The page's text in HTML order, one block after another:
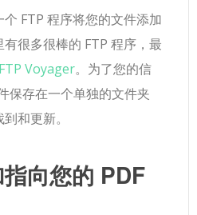
FTP 程序将您的文件添加
很多很棒的 FTP 程序，最
FTP Voyager。为了您的信
保存在一个单独的文件夹
和更新。
向您的 PDF